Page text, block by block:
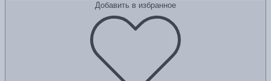
Добавить в избранное